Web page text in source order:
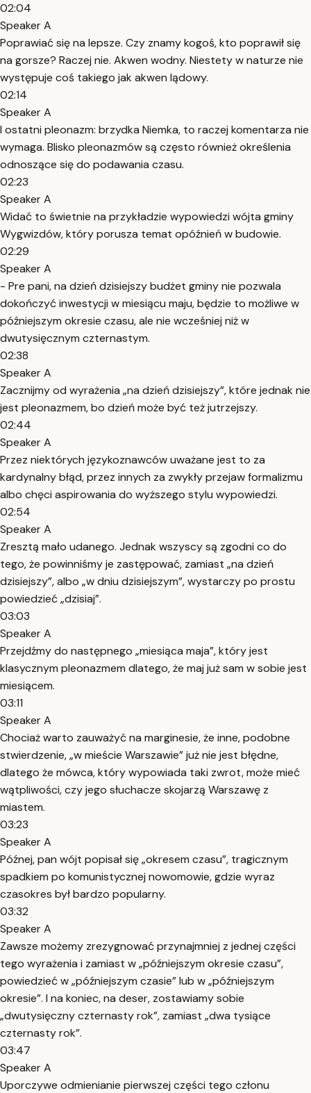
02:04
Speaker A
Poprawiać się na lepsze. Czy znamy kogoś, kto poprawił się
na gorsze? Raczej nie. Akwen wodny. Niestety w naturze nie
występuje coś takiego jak akwen lądowy.
02:14
Speaker A
I ostatni pleonazm: brzydka Niemka, to raczej komentarza nie
wymaga. Blisko pleonazmów są często również określenia
odnoszące się do podawania czasu.
02:23
Speaker A
Widać to świetnie na przykładzie wypowiedzi wójta gminy
Wygwizdów, który porusza temat opóźnień w budowie.
02:29
Speaker A
- Pre pani, na dzień dzisiejszy budżet gminy nie pozwala
dokończyć inwestycji w miesiącu maju, będzie to możliwe w
późniejszym okresie czasu, ale nie wcześniej niż w
dwutysięcznym czternastym.
02:38
Speaker A
Zacznijmy od wyrażenia „na dzień dzisiejszy”, które jednak nie
jest pleonazmem, bo dzień może być też jutrzejszy.
02:44
Speaker A
Przez niektórych językoznawców uważane jest to za
kardynalny błąd, przez innych za zwykły przejaw formalizmu
albo chęci aspirowania do wyższego stylu wypowiedzi.
02:54
Speaker A
Zresztą mało udanego. Jednak wszyscy są zgodni co do
tego, że powinniśmy je zastępować, zamiast „na dzień
dzisiejszy”, albo „w dniu dzisiejszym”, wystarczy po prostu
powiedzieć „dzisiaj”.
03:03
Speaker A
Przejdźmy do następnego „miesiąca maja”, który jest
klasycznym pleonazmem dlatego, że maj już sam w sobie jest
miesiącem.
03:11
Speaker A
Chociaż warto zauważyć na marginesie, że inne, podobne
stwierdzenie, „w mieście Warszawie” już nie jest błędne,
dlatego że mówca, który wypowiada taki zwrot, może mieć
wątpliwości, czy jego słuchacze skojarzą Warszawę z
miastem.
03:23
Speaker A
Późnej, pan wójt popisał się „okresem czasu”, tragicznym
spadkiem po komunistycznej nowomowie, gdzie wyraz
czasokres był bardzo popularny.
03:32
Speaker A
Zawsze możemy zrezygnować przynajmniej z jednej części
tego wyrażenia i zamiast w „późniejszym okresie czasu”,
powiedzieć w „późniejszym czasie” lub w „późniejszym
okresie”. I na koniec, na deser, zostawiamy sobie
„dwutysięczny czternasty rok”, zamiast „dwa tysiące
czternasty rok”.
03:47
Speaker A
Uporczywe odmienianie pierwszej części tego członu